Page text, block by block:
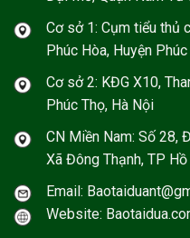
Cơ sở 1: Cụm tiểu thủ
Phúc Hòa, Huyện
Cơ sở 2: KĐG X10,
Phúc Thọ, Hà Nội
CN Miền Nam: Số 28,
Xã Đông Thạnh, TP
Email:
Website: